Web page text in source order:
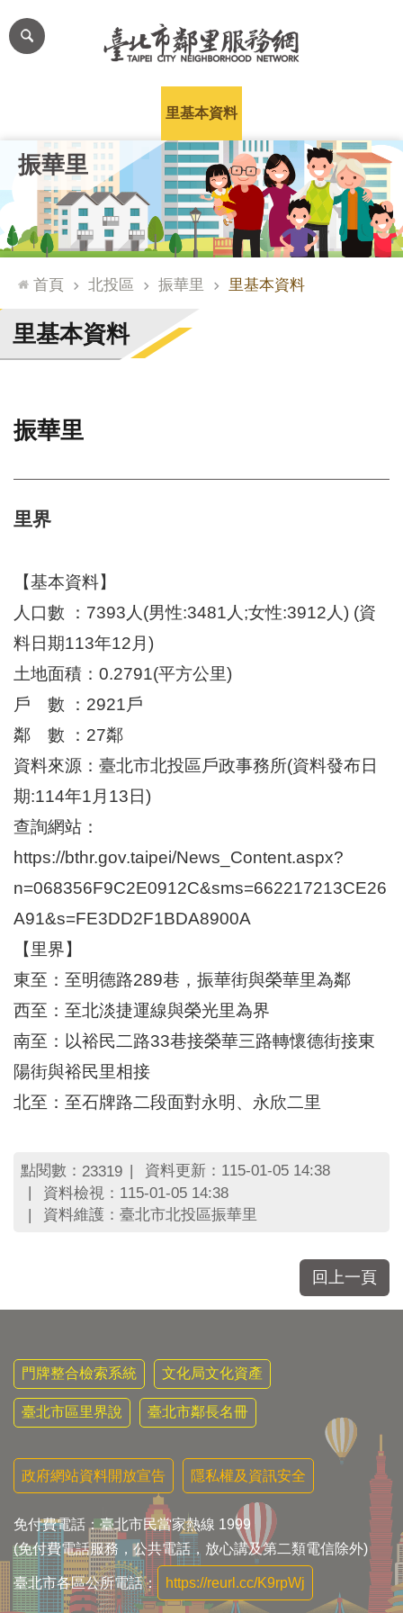
跳到主要內容區塊
網
站
台
通
臺
北
市
門
整
檢
索
統
文
化
局
化
資
北
市
區
里
說
北
市
鄰
長
冊
振華里
里基本資料
首頁 北投區 振華里 里基本資料
里基本資料
振華里
里界
【基本資料】
人口數 ：7393人(男性:3481人;女性:3912人) (資
料日期113年12月)
土地面積：0.2791(平方公里)
戶 數 ：2921戶
鄰 數 ：27鄰
資料來源：臺北市北投區戶政事務所(資料發布日
期:114年1月13日)
查詢網站：
https://bthr.gov.taipei/News_Content.aspx?
n=068356F9C2E0912C&sms=662217213CE26
A91&s=FE3DD2F1BDA8900A
【里界】
東至：至明德路289巷，振華街與榮華里為鄰
西至：至北淡捷運線與榮光里為界
南至：以裕民二路33巷接榮華三路轉懷德街接東
陽街與裕民里相接
北至：至石牌路二段面對永明、永欣二里
點閱數： 23319
資料更新：115-01-05 14:38
資料檢視：115-01-05 14:38
資料維護：臺北市北投區振華里
回上一頁
門牌整合檢索系統 文化局文化資產
臺北市區里界說 臺北市鄰長名冊
政府網站資料開放宣告 隱私權及資訊安全
免付費電話：臺北市民當家熱線 1999
(免付費電話服務，公共電話，放心講及第二類電信除外)
臺北市各區公所電話： https://reurl.cc/K9rpWj